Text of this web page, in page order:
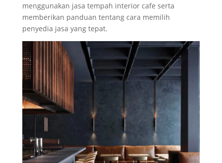
menggunakan jasa tempah interior cafe serta
memberikan panduan tentang cara memilih
penyedia jasa yang tepat.